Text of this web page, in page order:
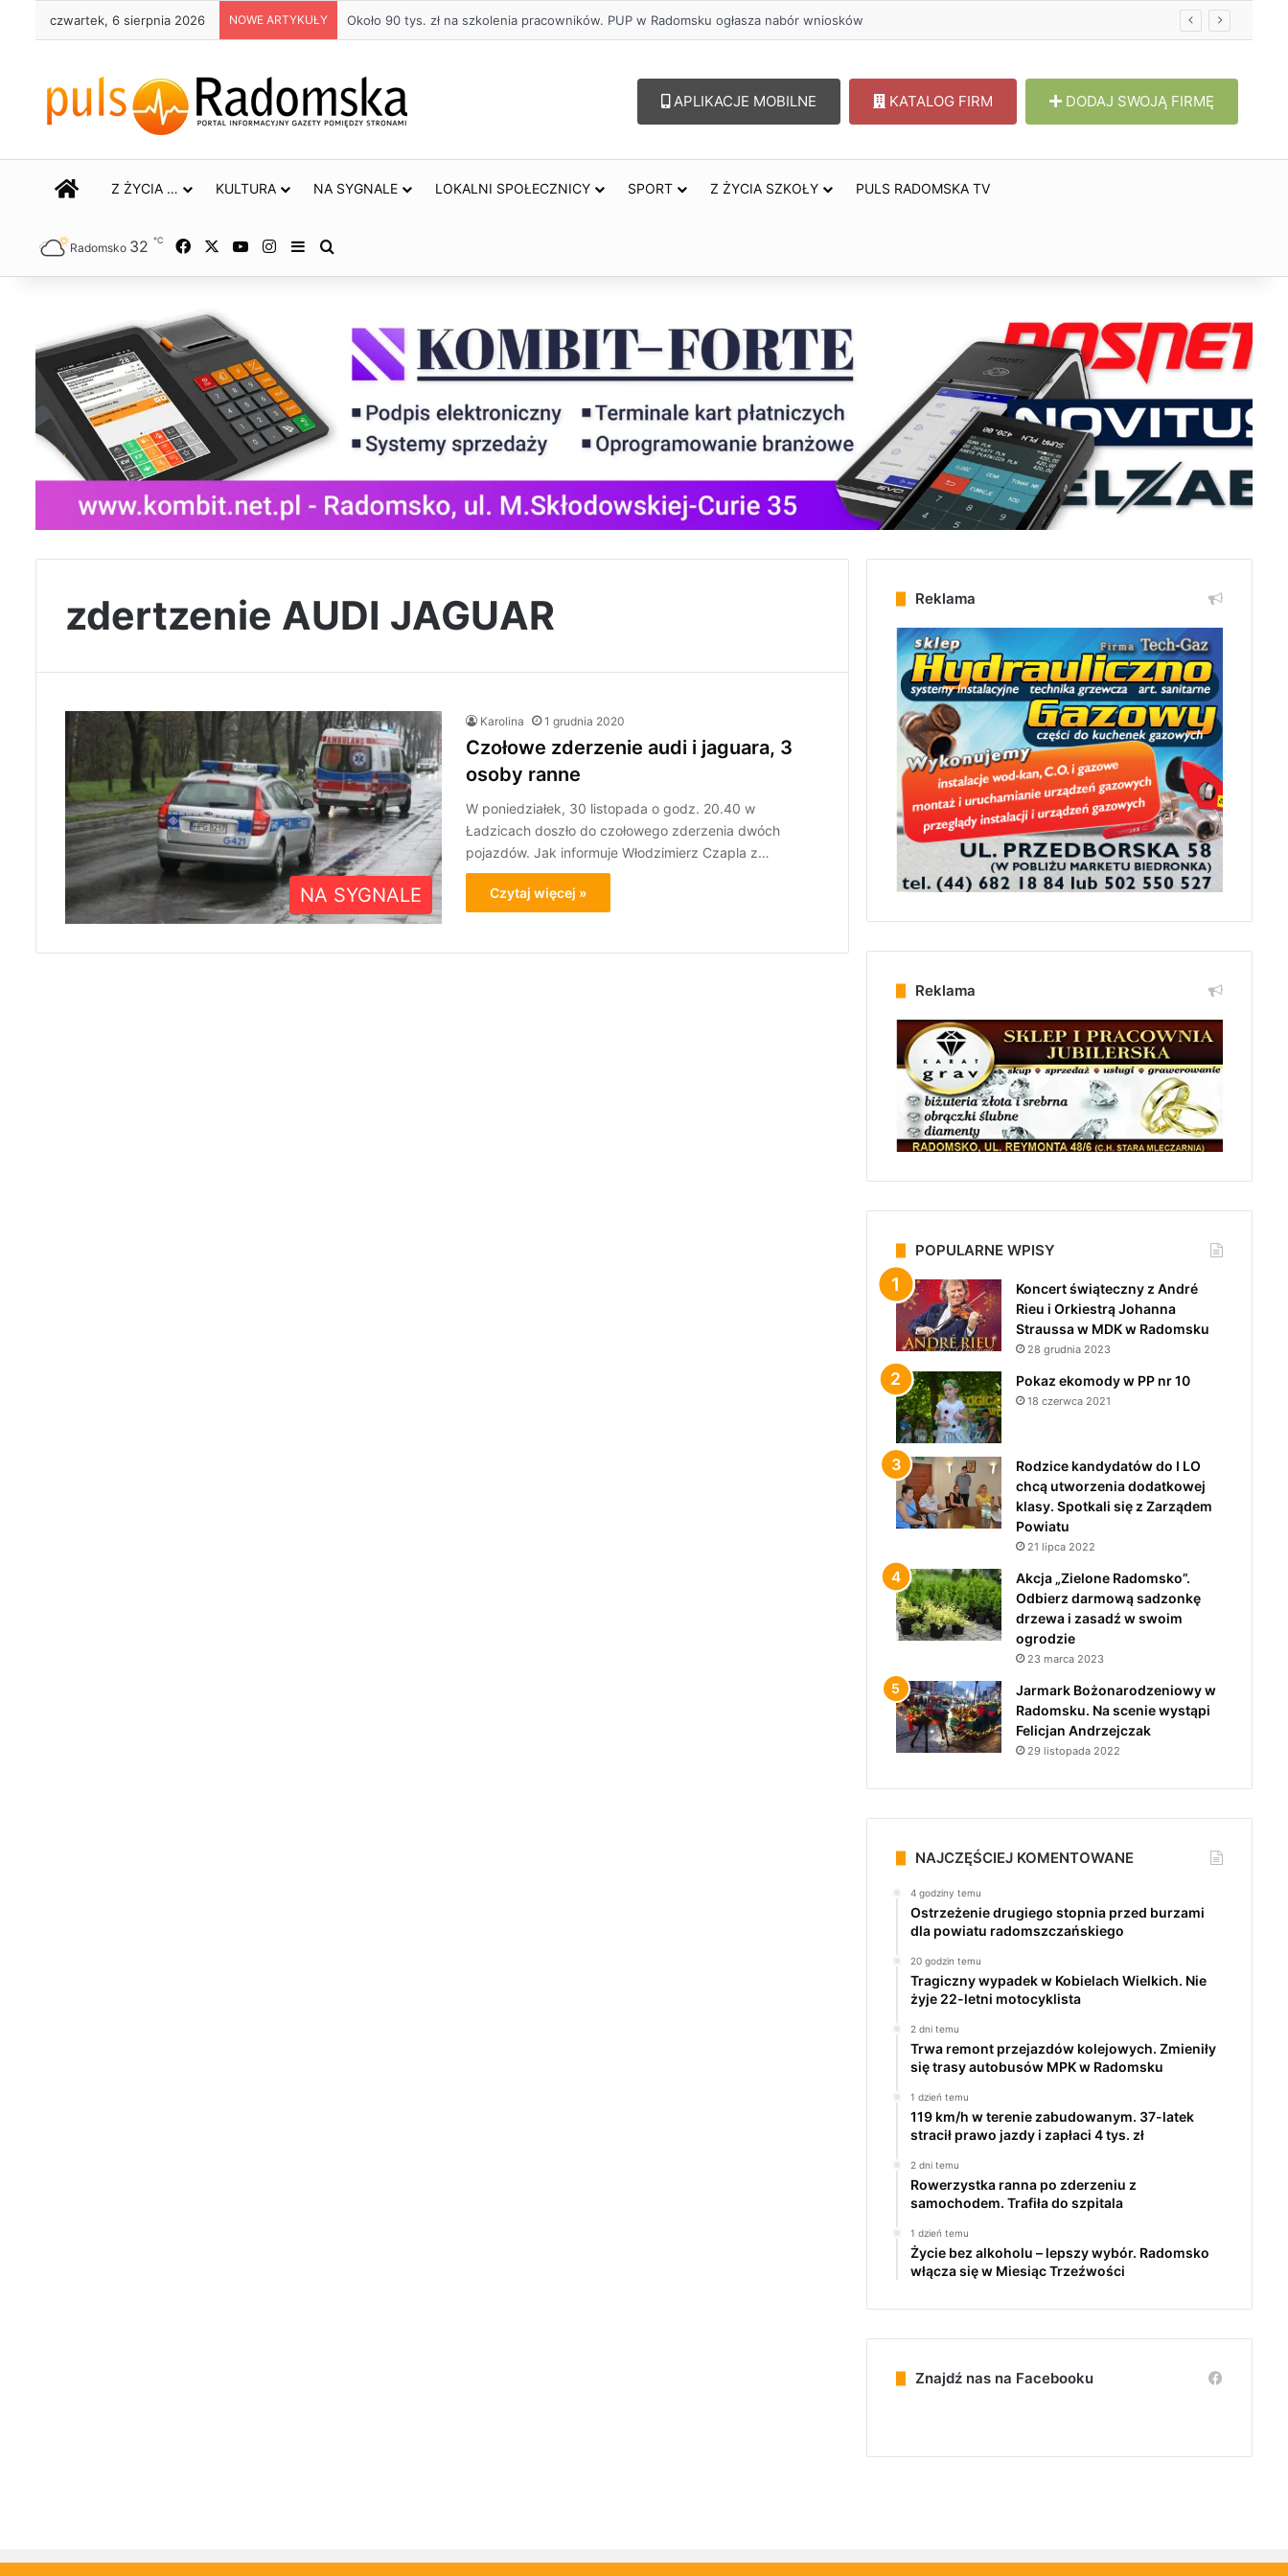
czwartek, 6 sierpnia 2026 NOWE ARTYKUŁY Około 90 tys. zł na szkolenia pracowników. PUP w Radomsku ogłasza nabór wniosków
APLIKACJE MOBILNE KATALOG FIRM DODAJ SWOJĄ FIRMĘ
STRONA GŁÓWNA
Z ŻYCIA … KULTURA NA SYGNALE LOKALNI SPOŁECZNICY SPORT Z ŻYCIA SZKOŁY PULS RADOMSKA TV
Radomsko 32 ℃ Facebook YouTubeInstagram
Sidebar
zdertzenie AUDI JAGUAR
NA SYGNALE
Karolina 1 grudnia 2020
Czołowe zderzenie audi i jaguara, 3
osoby ranne
W poniedziałek, 30 listopada o godz. 20.40 w
Ładzicach doszło do czołowego zderzenia dwóch
pojazdów. Jak informuje Włodzimierz Czapla z…
Czytaj więcej »
Reklama
Reklama
POPULARNE WPISY
Koncert świąteczny z André
Rieu i Orkiestrą Johanna
Straussa w MDK w Radomsku
28 grudnia 2023
Pokaz ekomody w PP nr 10
18 czerwca 2021
Rodzice kandydatów do I LO
chcą utworzenia dodatkowej
klasy. Spotkali się z Zarządem
Powiatu
21 lipca 2022
Akcja „Zielone Radomsko”.
Odbierz darmową sadzonkę
drzewa i zasadź w swoim
ogrodzie
23 marca 2023
Jarmark Bożonarodzeniowy w
Radomsku. Na scenie wystąpi
Felicjan Andrzejczak
29 listopada 2022
NAJCZĘŚCIEJ KOMENTOWANE
4 godziny temu
Ostrzeżenie drugiego stopnia przed burzami
dla powiatu radomszczańskiego
20 godzin temu
Tragiczny wypadek w Kobielach Wielkich. Nie
żyje 22-letni motocyklista
2 dni temu
Trwa remont przejazdów kolejowych. Zmieniły
się trasy autobusów MPK w Radomsku
1 dzień temu
119 km/h w terenie zabudowanym. 37-latek
stracił prawo jazdy i zapłaci 4 tys. zł
2 dni temu
Rowerzystka ranna po zderzeniu z
samochodem. Trafiła do szpitala
1 dzień temu
Życie bez alkoholu – lepszy wybór. Radomsko
włącza się w Miesiąc Trzeźwości
Znajdź nas na Facebooku